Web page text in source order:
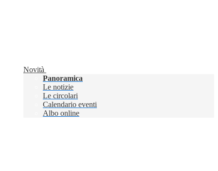
Novità
Panoramica
Le notizie
Le circolari
Calendario eventi
Albo online